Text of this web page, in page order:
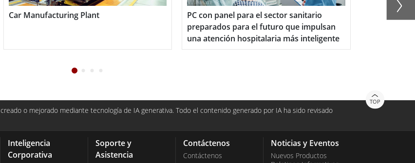
en paredes, mesas o vehículos, y se
estaciones de acoplamiento, soportes y
es ideal para quienes necesitan un
Car Manufacturing Plant
PC con panel para el sector sanitario
preparados para el futuro que impulsan
una atención hospitalaria más inteligente
Qué
TOP
o mejorado mediante tecnología de IA generativa. Todo el contenido generado por IA ha sido revisado
Inteligencia
Corporativa
Soporte y
Asistencia
Contáctenos
Contáctenos
Noticias y Eventos
Nuevos Productos